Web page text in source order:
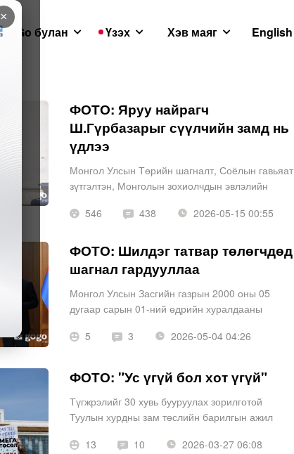
×
булан Үзэх Хэв маяг English
ФОТО: Яруу найрагч
Ш.Гүрбазарыг сүүлчийн замд нь
үдлээ
Монгол Улсын Төрийн шагналт, Соёлын гавьяат
зүтгэлтэн, Монголын зохиолчдын эвлэлийн
Шагдарсүрэнгийн Гүрбазар хүнд өвчний улмаас
546 438 2026-05-15 00:55
ФОТО: Шилдэг татвар төлөгчдөд
шагнал гардууллаа
Монгол Улсын Засгийн газрын 2000 оны 05
дугаар сарын 01-ний өдрийн хуралдааны
сарын хоёр дахь долоо хоногийг “Татвар
5 3 2026-05-04 04:26
ФОТО: "Ус үгүй бол хот үгүй"
Түгжрэлийг 30 хувь бууруулах зорилготой
Туулын хурдны зам төслийн барилгын ажил
өнгөрч байгаа нь экосистемд сөргөөр нөлөөлж
13 10 2026-03-27 06:08